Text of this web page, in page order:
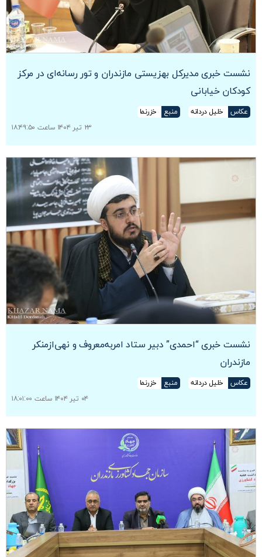
نشست خبری مدیرکل بهزیستی مازندران و تور رسانه‌ای در مرکز
کودکان خیابانی
عکاس خلیل دردانه منبع
خزرنما
۲۳ تیر ۱۴۰۴ ساعت ۱۸:۴۹:۵۰
نشست خبری “احمدی” دبیر ستاد امربه‌معروف و نهی‎‌ازمنکر
مازندران
عکاس خلیل دردانه منبع
خزرنما
۰۴ تیر ۱۴۰۴ ساعت ۱۸:۰۱:۰۰